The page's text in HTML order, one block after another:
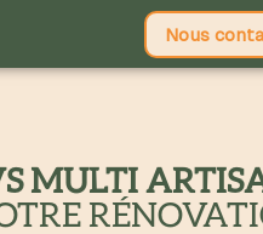
Nous
MULTI